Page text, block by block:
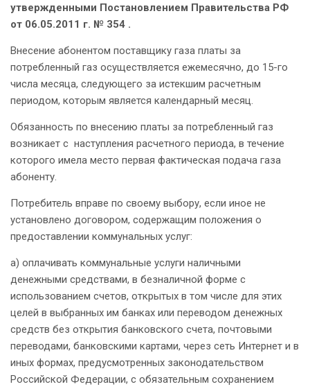
утвержденными Постановлением Правительства РФ
от 06.05.2011 г. № 354 .
Внесение абонентом поставщику газа платы за
потребленный газ осуществляется ежемесячно, до 15-го
числа месяца, следующего за истекшим расчетным
периодом, которым является календарный месяц.
Обязанность по внесению платы за потребленный газ
возникает с наступления расчетного периода, в течение
которого имела место первая фактическая подача газа
абоненту.
Потребитель вправе по своему выбору, если иное не
установлено договором, содержащим положения о
предоставлении коммунальных услуг:
а) оплачивать коммунальные услуги наличными
денежными средствами, в безналичной форме с
использованием счетов, открытых в том числе для этих
целей в выбранных им банках или переводом денежных
средств без открытия банковского счета, почтовыми
переводами, банковскими картами, через сеть Интернет и в
иных формах, предусмотренных законодательством
Российской Федерации, с обязательным сохранением